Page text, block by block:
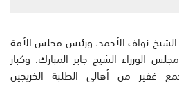
نواف الأحمد، ورئيس مجلس الأمة
الوزراء الشيخ جابر المبارك، وكبار
غفير من أهالي الطلبة الخريجين